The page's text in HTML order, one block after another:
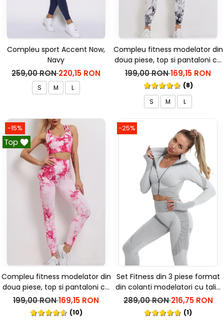
Compleu sport Accent Now,
Navy
259,00 RON220,15 RON
S M L
Compleu fitness modelator din
doua piese, top si pantaloni cu
talie inalta Marble, Alb cu Negru
199,00 RON169,15 RON
(8)
S
M L
-15%
Compleu fitness modelator din
doua piese, top si pantaloni cu
talie inalta Marble, Roz
199,00 RON169,15 RON
(10)
-25%
Set Fitness din 3 piese format
din colanti modelatori cu talie
inalta, top si hanorac Ellite, Gri
deschis
289,00 RON216,75 RON
(1)